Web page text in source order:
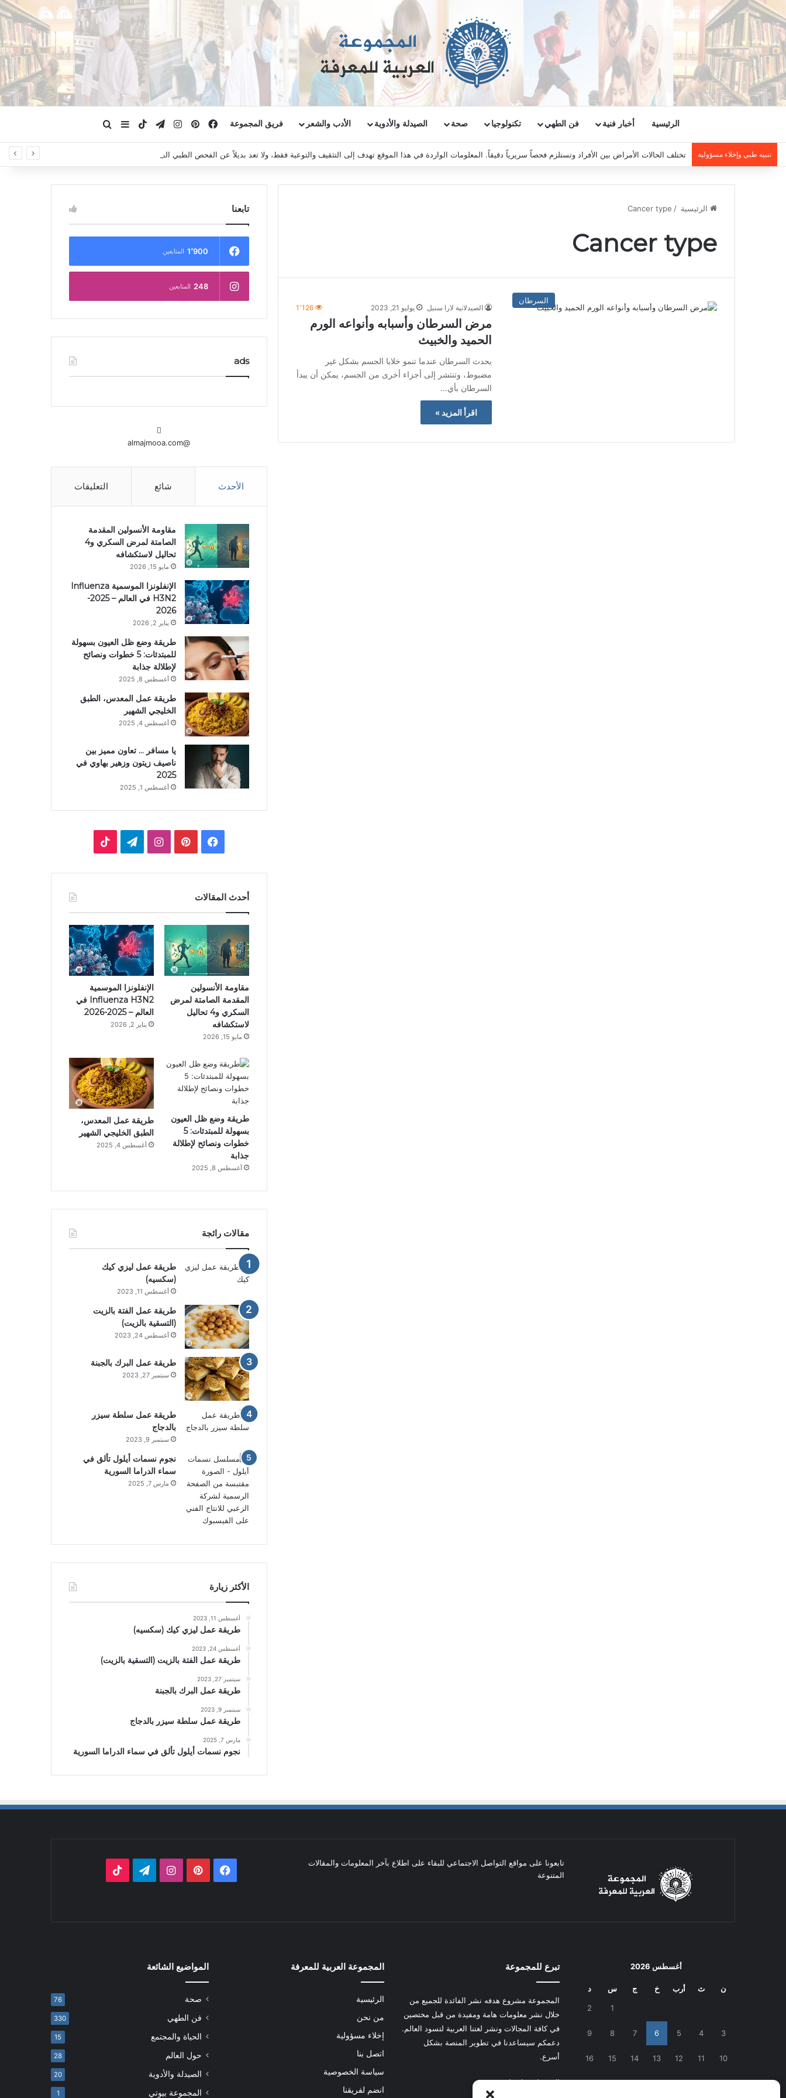
الرئيسية أخبار فنية فن الطهي تكنولوجيا صحة الصيدلة والأدوية الأدب والشعر فريق المجموعة فيسبوكبينتيريستانستقرامتيلقرام‫TikTokإضافة عمود جانبي
تنبيه طبي وإخلاء مسؤولية تختلف الحالات الأمراض بين الأفراد وتستلزم فحصاً سريرياً دقيقاً. المعلومات الواردة في هذا الموقع تهدف إلى التثقيف والتوعية فقط، ولا تعد بديلاً عن الفحص الطبي السريري، دائمًا استشر الطبيب.
الرئيسية /
Cancer type
Cancer type
السرطان
الصيدلانية لارا سنبل يوليو 21, 2023 1٬126
مرض السرطان وأسبابه وأنواعه الورم
الحميد والخبيث
يحدث السرطان عندما تنمو خلايا الجسم بشكل غير
مضبوط، وتنتشر إلى أجزاء أخرى من الجسم، يمكن أن يبدأ
السرطان بأي…
اقرأ المزيد »
تابعنا
1٬900 المتابعين
248 المتابعين
ads
@almajmooa.com
الأحدث شائع التعليقات
مقاومة الأنسولين المقدمة
الصامتة لمرض السكري و4
تحاليل لاستكشافه
مايو 15, 2026
الإنفلونزا الموسمية Influenza
H3N2 في العالم – 2025-
2026
يناير 2, 2026
طريقة وضع ظل العيون بسهولة
للمبتدئات: 5 خطوات ونصائح
لإطلالة جذابة
أغسطس 8, 2025
طريقة عمل المعدس، الطبق
الخليجي الشهير
أغسطس 4, 2025
يا مسافر … تعاون مميز بين
ناصيف زيتون وزهير بهاوي في
2025
أغسطس 1, 2025
ب
ك
ب
ت
ي
ر
س
ا
ت
ق
ر
ا
م
ق
ر
ا
م
k
T
o
أحدث المقالات
مقاومة الأنسولين
المقدمة الصامتة لمرض
السكري و4 تحاليل
لاستكشافه
مايو 15, 2026
الإنفلونزا الموسمية
Influenza H3N2 في
العالم – 2025-2026
يناير 2, 2026
طريقة وضع ظل العيون
بسهولة للمبتدئات: 5
خطوات ونصائح لإطلالة
جذابة
أغسطس 8, 2025
طريقة عمل المعدس،
الطبق الخليجي الشهير
أغسطس 4, 2025
مقالات رائجة
طريقة عمل ليزي كيك
(سكسيه)
أغسطس 11, 2023
طريقة عمل الفتة بالزيت
(التسقية بالزيت)
أغسطس 24, 2023
طريقة عمل البرك بالجبنة
سبتمبر 27, 2023
طريقة عمل سلطة سيزر
بالدجاج
سبتمبر 9, 2023
نجوم نسمات أيلول تألق في
سماء الدراما السورية
مارس 7, 2025
الأكثر زيارة
أغسطس 11, 2023
طريقة عمل ليزي كيك (سكسيه)
أغسطس 24, 2023
طريقة عمل الفتة بالزيت (التسقية بالزيت)
سبتمبر 27, 2023
طريقة عمل البرك بالجبنة
سبتمبر 9, 2023
طريقة عمل سلطة سيزر بالدجاج
مارس 7, 2025
نجوم نسمات أيلول تألق في سماء الدراما السورية
تابعونا على مواقع التواصل الاجتماعي للبقاء على اطلاع بآخر المعلومات والمقالات
المتنوعة
فيسبوكبينتيريستانستقرامتيلقرام
أغسطس 2026
ن ث أرب خ ج س د
1
2
3
4
5
6
7
8
9
10
11
12
13
14
15
16
تبرع للمجموعة
المجموعة مشروع هدفه نشر الفائدة للجميع من
خلال نشر معلومات هامة ومفيدة من قبل مختصين
في كافة المجالات ونشر لغتنا العربية لتسود العالم.
دعمكم سيساعدنا في تطوير المنصة بشكل
أسرع.
للتبرعاضغط هنا
المجموعة العربية للمعرفة
الرئيسية
من نحن
إخلاء مسؤولية
اتصل بنا
سياسة الخصوصية
انضم لفريقنا
المواضيع الشائعة
صحة 76
فن الطهي 330
الحياة والمجتمع 15
حول العالم 28
الصيدلة والأدوية 20
المجموعة بيوتي 1